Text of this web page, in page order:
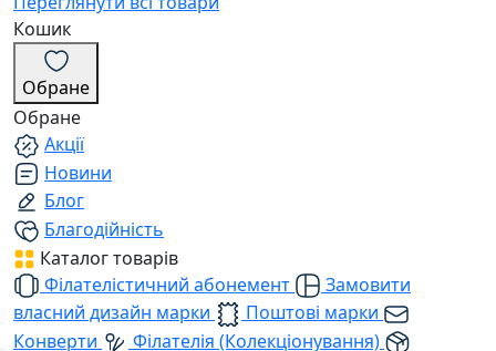
Кошик
Обране
Обране
Акції
Новини
Блог
Благодійність
Каталог товарів
Філателістичний абонемент
Замовити
власний дизайн марки
Поштові марки
Конверти
Філателія (Колекціонування)